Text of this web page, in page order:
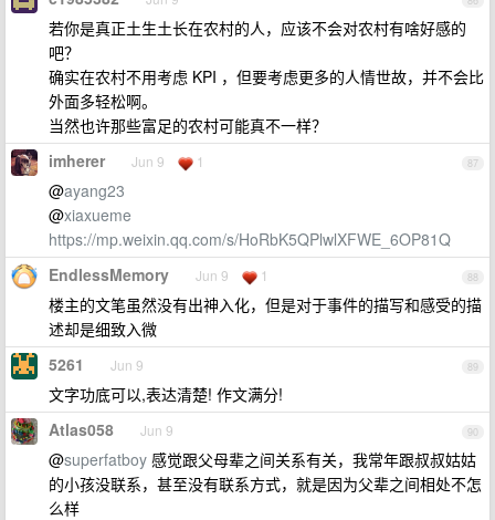
若你是真正土生土长在农村的人，应该不会对农村有啥好感的
吧？
确实在农村不用考虑 KPI ，但要考虑更多的人情世故，并不会比
外面多轻松啊。
当然也许那些富足的农村可能真不一样？
87
imherer Jun 9 1
@ayang23
@xiaxueme
https://mp.weixin.qq.com/s/HoRbK5QPlwlXFWE_6OP81Q
88
EndlessMemory Jun 9 1
楼主的文笔虽然没有出神入化，但是对于事件的描写和感受的描
述却是细致入微
89
5261 Jun 9
文字功底可以,表达清楚! 作文满分!
90
Atlas058 Jun 9
@superfatboy 感觉跟父母辈之间关系有关，我常年跟叔叔姑姑
的小孩没联系，甚至没有联系方式，就是因为父辈之间相处不怎
么样